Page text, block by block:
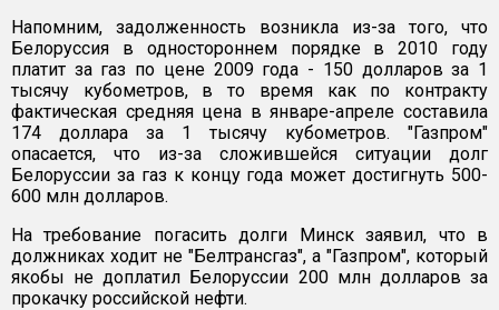
Напомним, задолженность возникла из-за того, что
Белоруссия в одностороннем порядке в 2010 году
платит за газ по цене 2009 года - 150 долларов за 1
тысячу кубометров, в то время как по контракту
фактическая средняя цена в январе-апреле составила
174 доллара за 1 тысячу кубометров. "Газпром"
опасается, что из-за сложившейся ситуации долг
Белоруссии за газ к концу года может достигнуть 500-
600 млн долларов.
На требование погасить долги Минск заявил, что в
должниках ходит не "Белтрансгаз", а "Газпром", который
якобы не доплатил Белоруссии 200 млн долларов за
прокачку российской нефти.